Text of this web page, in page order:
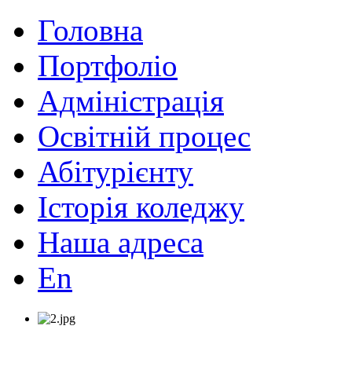
Головна
Портфоліо
Адміністрація
Освітній процес
Абітурієнту
Історія коледжу
Наша адреса
En